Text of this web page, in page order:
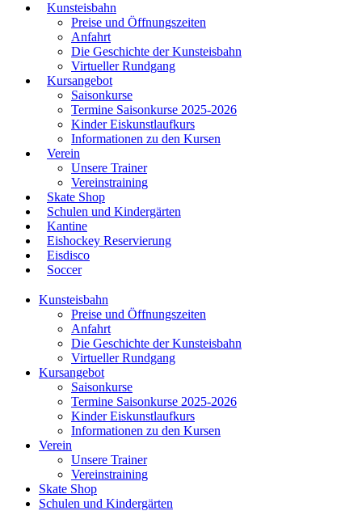
Kunsteisbahn
Preise und Öffnungszeiten
Anfahrt
Die Geschichte der Kunsteisbahn
Virtueller Rundgang
Kursangebot
Saisonkurse
Termine Saisonkurse 2025-2026
Kinder Eiskunstlaufkurs
Informationen zu den Kursen
Verein
Unsere Trainer
Vereinstraining
Skate Shop
Schulen und Kindergärten
Kantine
Eishockey Reservierung
Eisdisco
Soccer
Kunsteisbahn
Preise und Öffnungszeiten
Anfahrt
Die Geschichte der Kunsteisbahn
Virtueller Rundgang
Kursangebot
Saisonkurse
Termine Saisonkurse 2025-2026
Kinder Eiskunstlaufkurs
Informationen zu den Kursen
Verein
Unsere Trainer
Vereinstraining
Skate Shop
Schulen und Kindergärten